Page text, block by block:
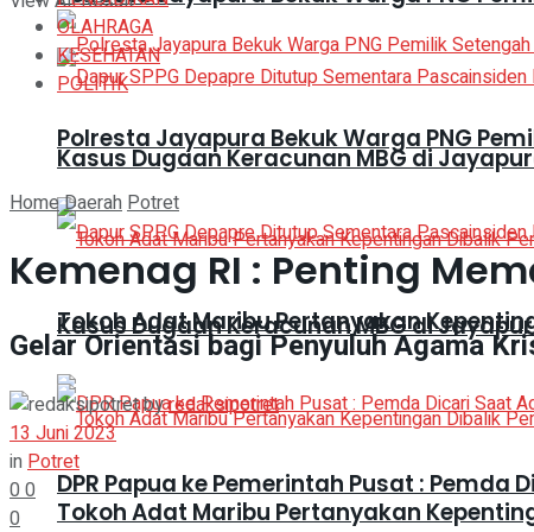
Kasus Dugaan Keracunan MBG di
Tokoh Adat Maribu Pertanyakan
DPR Papua ke Pemerintah Pusat : Pemda
Polresta Jayapura Bekuk Warga PNG
Kasus Dugaan Keracunan MBG di
Tokoh Adat Maribu Pertanyakan
OLAHRAGA
KESEHATAN
POLITIK
HomeDaerahPotret
Kemenag RI : Penting
Gelar Orientasi bagi Penyuluh Agama
byredaksipotret
13 Juni 2023
in Potret
0 0
0